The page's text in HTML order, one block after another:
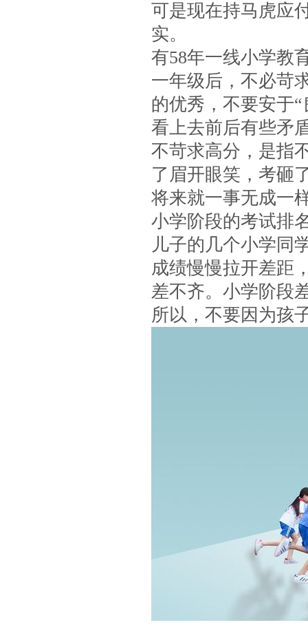
可是现在持马虎应
实。
有58年一线小学教
一年级后，不必苛
的优秀，不要安于“
看上去前后有些矛
不苛求高分，是指
了眉开眼笑，考砸
将来就一事无成一
小学阶段的考试排
儿子的几个小学同
成绩慢慢拉开差距
差不齐。小学阶段
所以，不要因为孩